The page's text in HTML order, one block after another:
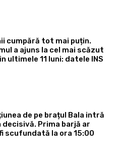
cumpără tot mai puțin.
a ajuns la cel mai scăzut
ultimele 11 luni: datele INS
de pe brațul Bala intră
decisivă. Prima barjă ar
scufundată la ora 15:00